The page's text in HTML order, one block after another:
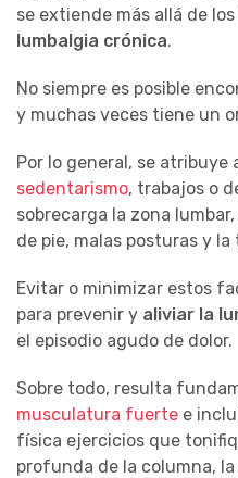
se extiende más allá de
lumbalgia crónica.
No siempre es posible
y muchas veces tiene un
Por lo general, se
sedentarismo, trabajos o
sobrecarga la zona
de pie, malas posturas y
Evitar o minimizar estos
para prevenir y aliviar la
el episodio agudo de dolor.
Sobre todo, resulta
musculatura fuerte e
física ejercicios que
profunda de la columna,